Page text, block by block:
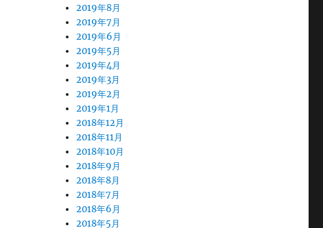
2019年8月
2019年7月
2019年6月
2019年5月
2019年4月
2019年3月
2019年2月
2019年1月
2018年12月
2018年11月
2018年10月
2018年9月
2018年8月
2018年7月
2018年6月
2018年5月